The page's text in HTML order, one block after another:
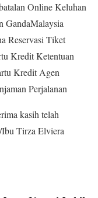
Online Keluhan
GandaMalaysia
Reservasi Tiket
Kredit Ketentuan
Kredit Agen
Perjalanan
kasih telah
Ibu Tirza Elviera